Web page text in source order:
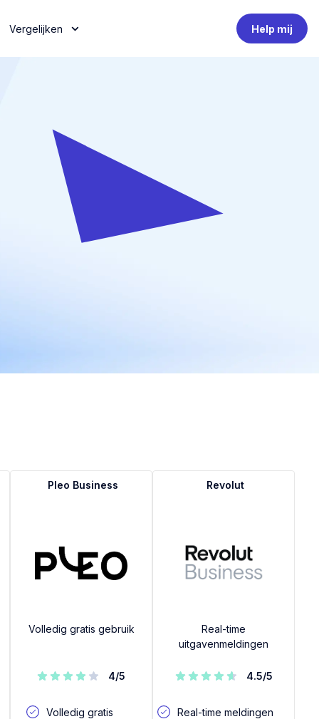
Vergelijken Help mij
Pleo Business
Volledig gratis gebruik
4/5
Volledig gratis
Revolut
Real-time
uitgavenmeldingen
4.5/5
Real-time meldingen